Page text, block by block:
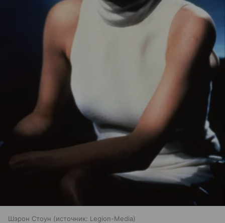
Шэрон Стоун источник: Legion-Media